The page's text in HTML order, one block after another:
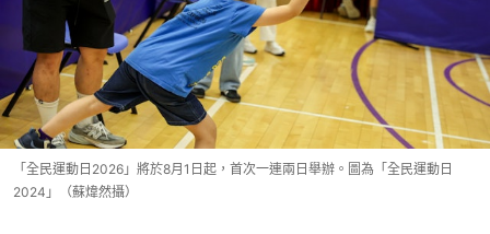
「全民運動日2026」將於8月1日起，首次一連兩日舉辦。圖為「全民運動日
2024」（蘇煒然攝）